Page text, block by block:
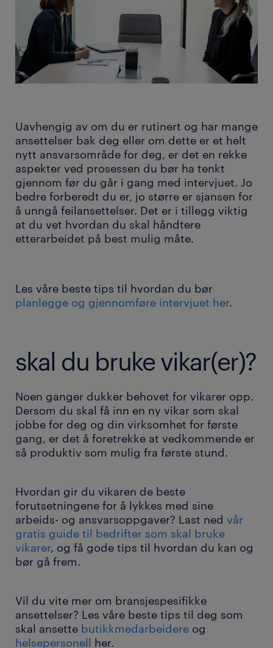
Uavhengig av om du er rutinert og har mange
ansettelser bak deg eller om dette er et helt
nytt ansvarsområde for deg, er det en rekke
aspekter ved prosessen du bør ha tenkt
gjennom før du går i gang med intervjuet. Jo
bedre forberedt du er, jo større er sjansen for
å unngå feilansettelser. Det er i tillegg viktig
at du vet hvordan du skal håndtere
etterarbeidet på best mulig måte.
Les våre beste tips til hvordan du bør
planlegge og gjennomføre intervjuet her.
skal du bruke vikar(er)?
Noen ganger dukker behovet for vikarer opp.
Dersom du skal få inn en ny vikar som skal
jobbe for deg og din virksomhet for første
gang, er det å foretrekke at vedkommende er
så produktiv som mulig fra første stund.
Hvordan gir du vikaren de beste
forutsetningene for å lykkes med sine
arbeids- og ansvarsoppgaver? Last ned vår
gratis guide til bedrifter som skal bruke
vikarer, og få gode tips til hvordan du kan og
bør gå frem.
Vil du vite mer om bransjespesifikke
ansettelser? Les våre beste tips til deg som
skal ansette butikkmedarbeidere og
helsepersonell her.